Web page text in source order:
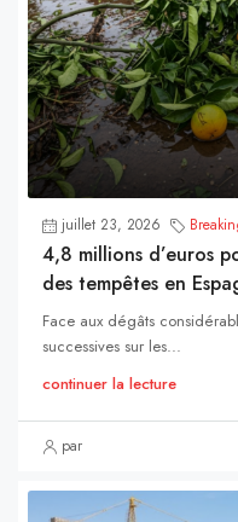
juillet 23, 2026
4,8 millions d’euros
des tempêtes en
Face aux dégâts
successives sur les...
continuer la lecture
par